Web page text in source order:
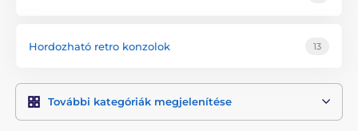
Hordozható retro konzolok 13
További kategóriák megjelenítése